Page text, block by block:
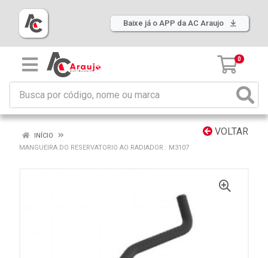
Baixe já o APP da AC Araujo
0
VOLTAR
INÍCIO
MANGUEIRA DO RESERVATORIO AO RADIADOR : M3107